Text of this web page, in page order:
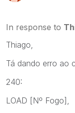
In response to
Thiago,
Tá dando erro ao
240:
LOAD [Nº Fogo],